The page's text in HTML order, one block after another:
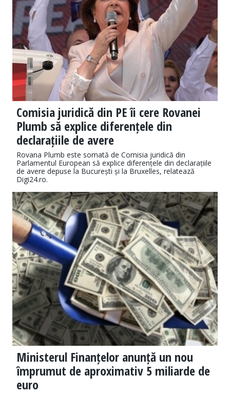
Comisia juridică din PE îi cere Rovanei
Plumb să explice diferențele din
declarațiile de avere
Rovana Plumb este somată de Comisia juridică din
Parlamentul European să explice diferențele din declarațiile
de avere depuse la București și la Bruxelles, relatează
Digi24.ro.
Ministerul Finanțelor anunță un nou
împrumut de aproximativ 5 miliarde de
euro